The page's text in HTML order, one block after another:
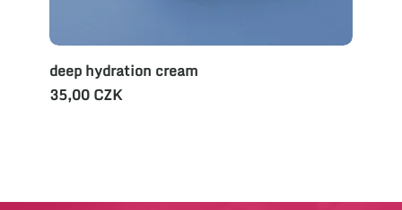
deep hydration cream
Preis
35,00 CZK